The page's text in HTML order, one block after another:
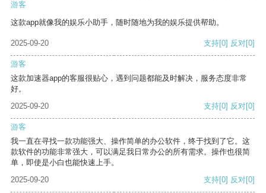
游客
这款app就像我的娱乐小助手，随时随地为我的娱乐提供帮助。
2025-09-20 支持[0] 反对[0]
游客
这款加速器app的客服很贴心，遇到问题都能及时解决，服务态度非常
好。
2025-09-20
支持[0] 反对[0]
游客
我一直在寻找一款功能强大、操作简单的办公软件，终于找到了它。这
款软件的功能非常强大，可以满足我日常办公的所有需求。操作也很简
单，即使是小白也能快速上手。
2025-09-20
支持[0] 反对[0]